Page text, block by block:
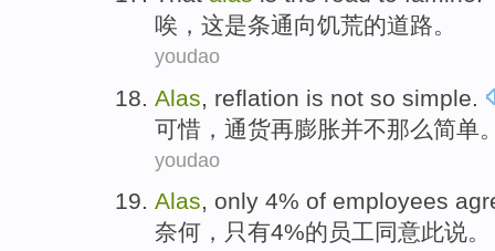
唉 ， 这是条通向饥荒的道路。
youdao
Alas reflation is not so simple
可惜 ， 通货再膨胀并不那么简单
youdao
Alas, only 4% of employees
奈何 ， 只有4%的 员工同意此说。